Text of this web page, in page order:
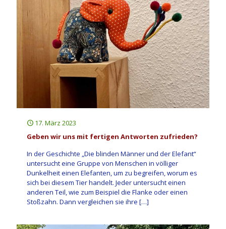
17. März 2023
Geben wir uns mit fertigen Antworten zufrieden?
In der Geschichte „Die blinden Männer und der Elefant“
untersucht eine Gruppe von Menschen in völliger
Dunkelheit einen Elefanten, um zu begreifen, worum es
sich bei diesem Tier handelt. Jeder untersucht einen
anderen Teil, wie zum Beispiel die Flanke oder einen
Stoßzahn. Dann vergleichen sie ihre […]